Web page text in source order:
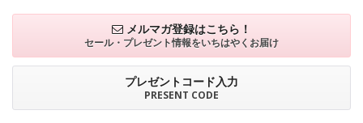
メルマガ登録はこちら！
セール・プレゼント情報をいちはやくお届け
プレゼントコード入力
PRESENT CODE